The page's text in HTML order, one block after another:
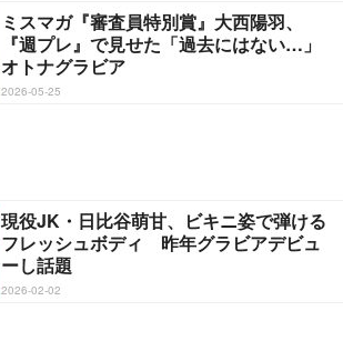
ミスマガ『審査員特別賞』大西陽羽、
『週プレ』で見せた「過去にはない…」
オトナグラビア
2026-05-25
現役JK・日比谷萌甘、ビキニ姿で弾ける
フレッシュボディ 昨年グラビアデビュ
ーし話題
2026-02-02